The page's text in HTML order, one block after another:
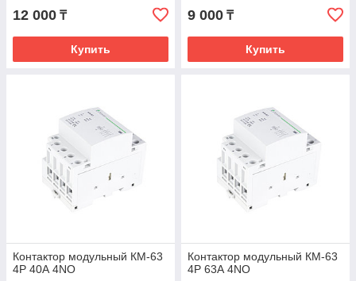
12 000 ₸
Купить
9 000 ₸
Купить
Контактор модульный КМ-63
4Р 40А 4NО
Контактор модульный КМ-63
4Р 63А 4NО